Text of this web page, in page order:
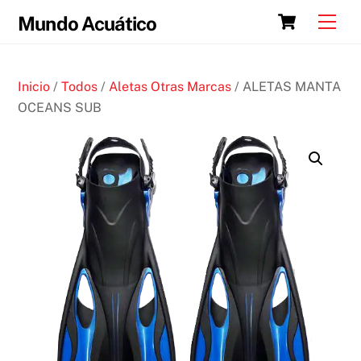
Cart
Mundo Acuático
Inicio /Todos /Aletas Otras Marcas / ALETAS MANTA
OCEANS SUB